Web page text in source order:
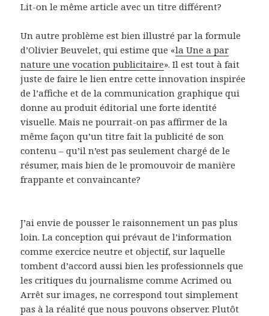
Lit-on le même article avec un titre différent?
Un autre problème est bien illustré par la formule
d’Olivier Beuvelet, qui estime que «la Une a par
nature une vocation publicitaire». Il est tout à fait
juste de faire le lien entre cette innovation inspirée
de l’affiche et de la communication graphique qui
donne au produit éditorial une forte identité
visuelle. Mais ne pourrait-on pas affirmer de la
même façon qu’un titre fait la publicité de son
contenu – qu’il n’est pas seulement chargé de le
résumer, mais bien de le promouvoir de manière
frappante et convaincante?
J’ai envie de pousser le raisonnement un pas plus
loin. La conception qui prévaut de l’information
comme exercice neutre et objectif, sur laquelle
tombent d’accord aussi bien les professionnels que
les critiques du journalisme comme Acrimed ou
Arrêt sur images, ne correspond tout simplement
pas à la réalité que nous pouvons observer. Plutôt